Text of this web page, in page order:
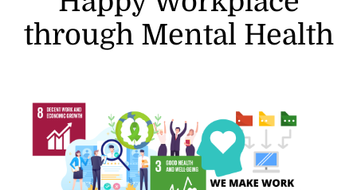
through Mental Health